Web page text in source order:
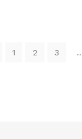
1 2 3